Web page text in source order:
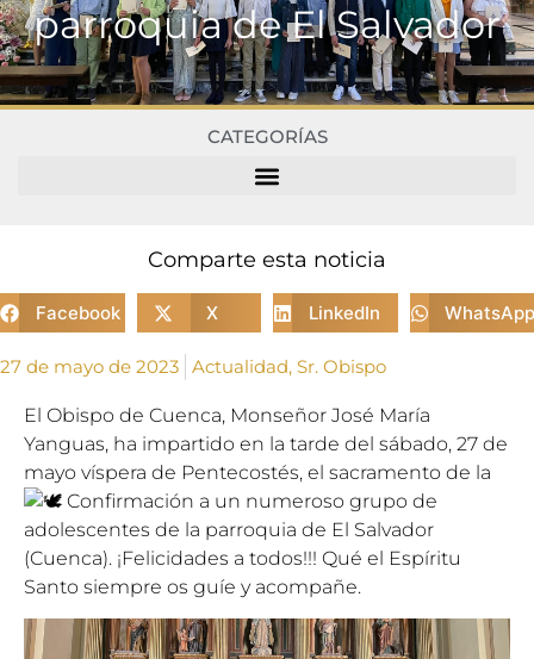
parroquia de El Salvador
CATEGORÍAS
Comparte esta noticia
Facebook X LinkedIn WhatsApp
27 de mayo de 2023 Actualidad, Sr. Obispo
El Obispo de Cuenca, Monseñor José María
Yanguas, ha impartido en la tarde del sábado, 27 de
mayo víspera de Pentecostés, el sacramento de la
Confirmación a un numeroso grupo de
adolescentes de la parroquia de El Salvador
(Cuenca). ¡Felicidades a todos!!! Qué el Espíritu
Santo siempre os guíe y acompañe.